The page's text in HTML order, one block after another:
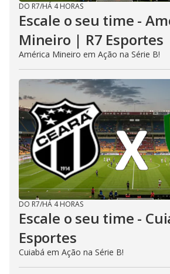
DO R7/HÁ 4 HORAS
Escale o seu time -
Mineiro | R7 Esportes
América Mineiro em Ação na Série B!
DO R7/HÁ 4 HORAS
Escale o seu time -
Esportes
Cuiabá em Ação na Série B!